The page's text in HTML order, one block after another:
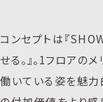
コンセプトは『
せる。』。1フロアの
働いている姿を魅力